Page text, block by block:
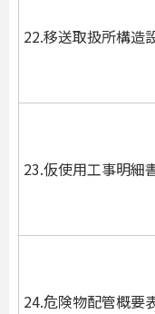
22.移送取扱所構造
23.仮使用工事明細
24.危険物配管概要